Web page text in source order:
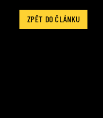
ZPĚT DO ČLÁNKU